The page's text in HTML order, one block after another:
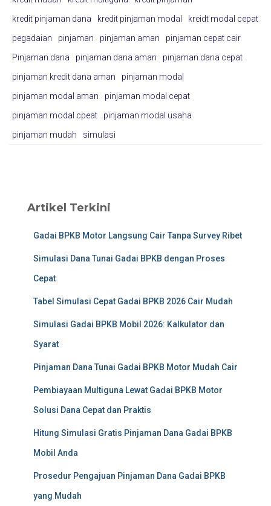
kredit pinjaman dana
kredit pinjaman modal
kreidt modal cepat
pegadaian
pinjaman pinjaman aman
pinjaman cepat cair
Pinjaman dana
pinjaman dana aman
pinjaman dana cepat
pinjaman kredit dana aman
pinjaman modal
pinjaman modal aman
pinjaman modal cepat
pinjaman modal cpeat
pinjaman modal usaha
pinjaman mudah
simulasi
Artikel Terkini
Gadai BPKB Motor Langsung Cair Tanpa Survey Ribet
Simulasi Dana Tunai Gadai BPKB dengan Proses
Cepat
Tabel Simulasi Cepat Gadai BPKB 2026 Cair Mudah
Simulasi Gadai BPKB Mobil 2026: Kalkulator dan
Syarat
Pinjaman Dana Tunai Gadai BPKB Motor Mudah Cair
Pembiayaan Multiguna Lewat Gadai BPKB Motor
Solusi Dana Cepat dan Praktis
Hitung Simulasi Gratis Pinjaman Dana Gadai BPKB
Mobil Anda
Prosedur Pengajuan Pinjaman Dana Gadai BPKB
yang Mudah